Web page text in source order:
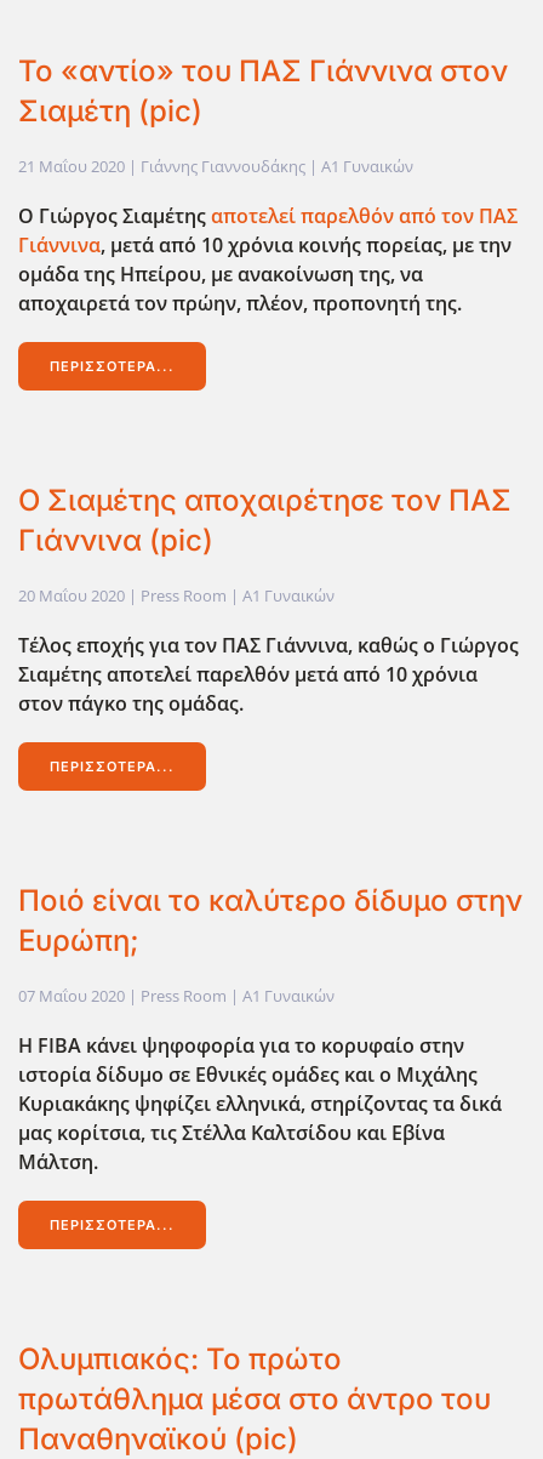
Το «αντίο» του ΠΑΣ Γιάννινα στον
Σιαμέτη (pic)
21 Μαΐου 2020 | Γιάννης Γιαννουδάκης | Α1 Γυναικών
Ο Γιώργος Σιαμέτηςαποτελεί παρελθόν από τον ΠΑΣ
Γιάννινα, μετά από 10 χρόνια κοινής πορείας, με την
ομάδα της Ηπείρου, με ανακοίνωση της, να
αποχαιρετά τον πρώην, πλέον, προπονητή της.
ΠΕΡΙΣΣΌΤΕΡΑ...
Ο Σιαμέτης αποχαιρέτησε τον ΠΑΣ
Γιάννινα (pic)
20 Μαΐου 2020 | Press Room | Α1 Γυναικών
Τέλος εποχής για τον ΠΑΣ Γιάννινα, καθώς ο Γιώργος
Σιαμέτης αποτελεί παρελθόν μετά από 10 χρόνια
στον πάγκο της ομάδας.
ΠΕΡΙΣΣΌΤΕΡΑ...
Ποιό είναι το καλύτερο δίδυμο στην
Ευρώπη;
07 Μαΐου 2020 | Press Room | Α1 Γυναικών
Η FIBA κάνει ψηφοφορία για το κορυφαίο στην
ιστορία δίδυμο σε Εθνικές ομάδες και ο Μιχάλης
Κυριακάκης ψηφίζει ελληνικά, στηρίζοντας τα δικά
μας κορίτσια, τις Στέλλα Καλτσίδου και Εβίνα
Μάλτση.
ΠΕΡΙΣΣΌΤΕΡΑ...
Ολυμπιακός: Το πρώτο
πρωτάθλημα μέσα στο άντρο του
Παναθηναϊκού (pic)